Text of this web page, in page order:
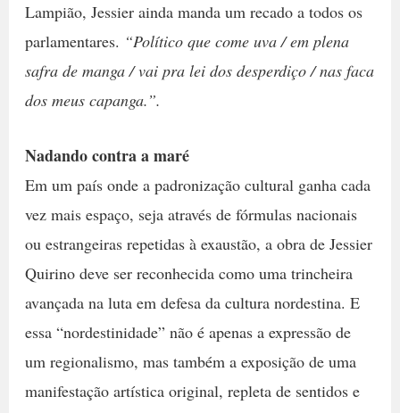
Lampião, Jessier ainda manda um recado a todos os
parlamentares. “Político que come uva / em plena
safra de manga / vai pra lei dos desperdiço / nas faca
dos meus capanga.”.
Nadando contra a maré
Em um país onde a padronização cultural ganha cada
vez mais espaço, seja através de fórmulas nacionais
ou estrangeiras repetidas à exaustão, a obra de Jessier
Quirino deve ser reconhecida como uma trincheira
avançada na luta em defesa da cultura nordestina. E
essa “nordestinidade” não é apenas a expressão de
um regionalismo, mas também a exposição de uma
manifestação artística original, repleta de sentidos e